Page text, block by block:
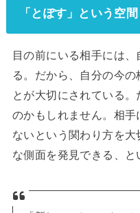
「とぽす」という空間
目の前にいる相手には
る。だから、自分の今
とが大切にされている
のかもしれません。相
ないという関わり方を
な側面を発見できる、と